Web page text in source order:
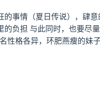
事情（夏日传说），肆
的负担 与此同时，也要
性格各异，环肥燕瘦的妹